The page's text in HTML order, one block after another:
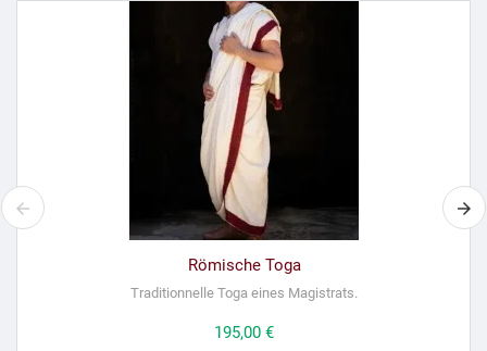
Römische Toga
Traditionnelle Toga eines Magistrats.
Preis
195,00 €